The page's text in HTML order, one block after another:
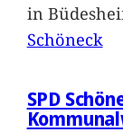
in
Schöneck
SPD